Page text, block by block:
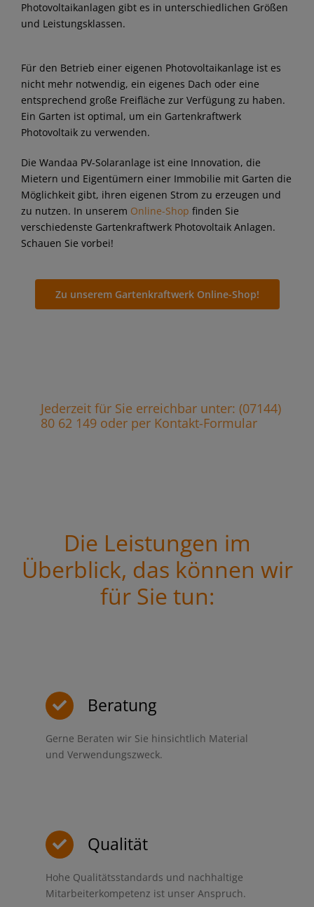
Photovoltaikanlagen gibt es in unterschiedlichen Größen
und Leistungsklassen.
Für den Betrieb einer eigenen Photovoltaikanlage ist es
nicht mehr notwendig, ein eigenes Dach oder eine
entsprechend große Freifläche zur Verfügung zu haben.
Ein Garten ist optimal, um ein Gartenkraftwerk
Photovoltaik zu verwenden.
Die Wandaa PV-Solaranlage ist eine Innovation, die
Mietern und Eigentümern einer Immobilie mit Garten die
Möglichkeit gibt, ihren eigenen Strom zu erzeugen und
zu nutzen. In unserem Online-Shop finden Sie
verschiedenste Gartenkraftwerk Photovoltaik Anlagen.
Schauen Sie vorbei!
Zu unserem Gartenkraftwerk Online-Shop!
Jederzeit für Sie erreichbar unter: (07144)
80 62 149 oder per Kontakt-Formular
Die Leistungen im
Überblick, das können wir
für Sie tun:
Beratung
Gerne Beraten wir Sie hinsichtlich Material
und Verwendungszweck.
Qualität
Hohe Qualitätsstandards und nachhaltige
Mitarbeiterkompetenz ist unser Anspruch.